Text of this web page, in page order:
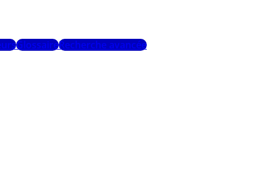
GlossaireRecherche avancée